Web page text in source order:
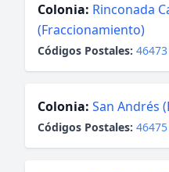
Colonia: Rinconada
(Fraccionamiento)
Códigos Postales: 46473
Colonia: San Andrés
Códigos Postales: 46475